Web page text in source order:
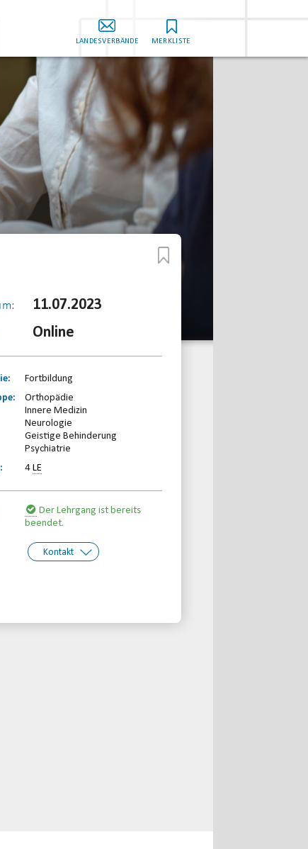
LANDESVERBÄNDE MERKLISTE
11.07.2023
Online
Fortbildung
Orthopädie
Innere Medizin
Neurologie
Geistige Behinderung
Psychiatrie
4 LE
Der Lehrgang ist bereits
beendet.
Kontakt
Telefon: 0203-7174150